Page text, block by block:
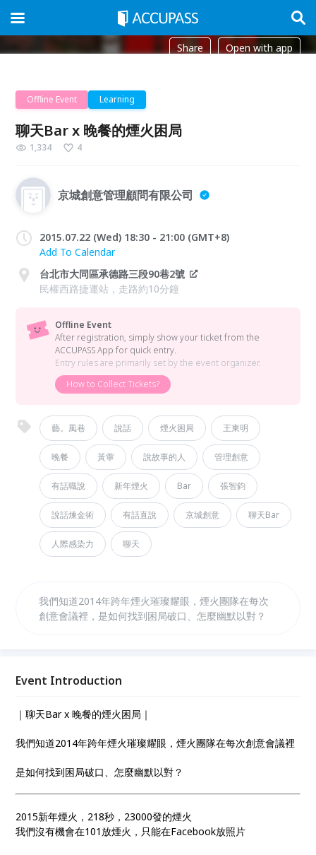
Share Open with app
Offline Event Learning
聊天Bar x 晚餐的煙火困局
1,334 4
京城創意管理顧問有限公司
2015.07.22 (Wed) 18:30 - 21:00 (GMT+8)
Add To Calendar
台北市大同區承德路三段90巷2號
民權西路捷運站，走路約10分鐘
Offline Event
After registration, simply show your ticket from the
ACCUPASS App for quick entry.
Entry rules are primarily set by the event organizer.
How to Collect Tickets?
藝。風巷 說話 煙火困局 王東明
晚餐 黃薴 說故事的人 管理創意
有話職說 新年煙火 Bar 張智鈞
說話煉金術 有話直說 京城創意 聊天Bar
人際感染力 聊天
我們知道2014年跨年煙火璀璨耀眼，煙火團隊在每次
創意會議裡，是如何找到困局破口、怎麼幽默以對？
Event Introduction
｜聊天Bar x 晚餐的煙火困局｜
我們知道2014年跨年煙火璀璨耀眼，煙火團隊在每次創意會議裡
是如何找到困局破口、怎麼幽默以對？
2015新年煙火，218秒，23000發的煙火
我們沒有機會在101放煙火，只能在Facebook放照片